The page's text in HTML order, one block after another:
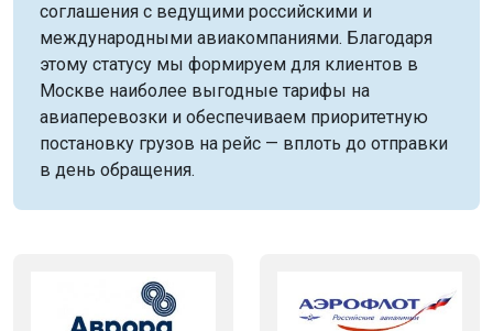
соглашения с ведущими российскими и
международными авиакомпаниями. Благодаря
этому статусу мы формируем для клиентов в
Москве наиболее выгодные тарифы на
авиаперевозки и обеспечиваем приоритетную
постановку грузов на рейс — вплоть до отправки
в день обращения.